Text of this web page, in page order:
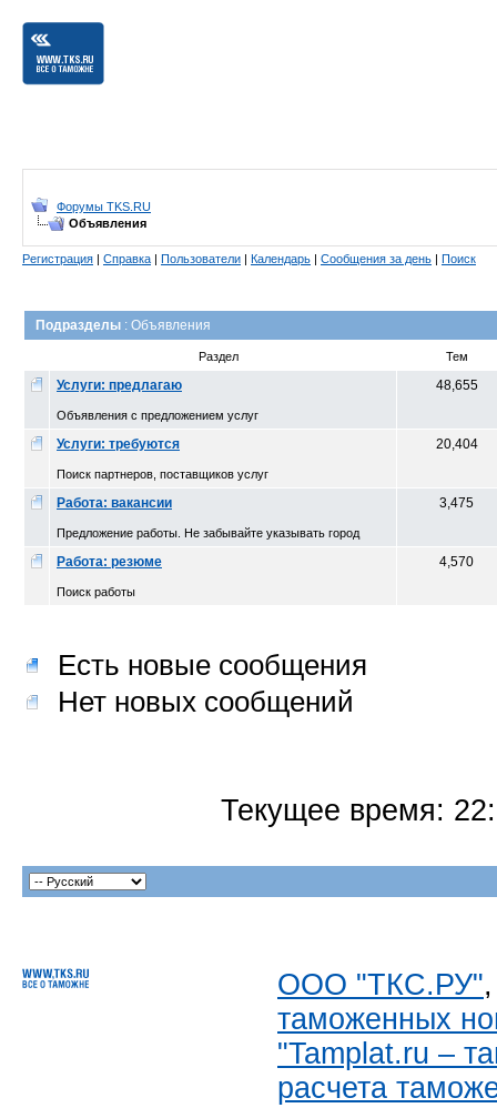
Форумы TKS.RU
Объявления
Регистрация | Справка | Пользователи | Календарь | Сообщения за день | Поиск
Подразделы : Объявления
Раздел Тем
Услуги: предлагаю
Объявления с предложением услуг
48,655
Услуги: требуются
Поиск партнеров, поставщиков услуг
20,404
Работа: вакансии
Предложение работы. Не забывайте указывать город
3,475
Работа: резюме
Поиск работы
4,570
Есть новые сообщения
Нет новых сообщений
Текущее время:
ООО "ТКС.РУ"
таможенных
"Tamplat.ru –
расчета